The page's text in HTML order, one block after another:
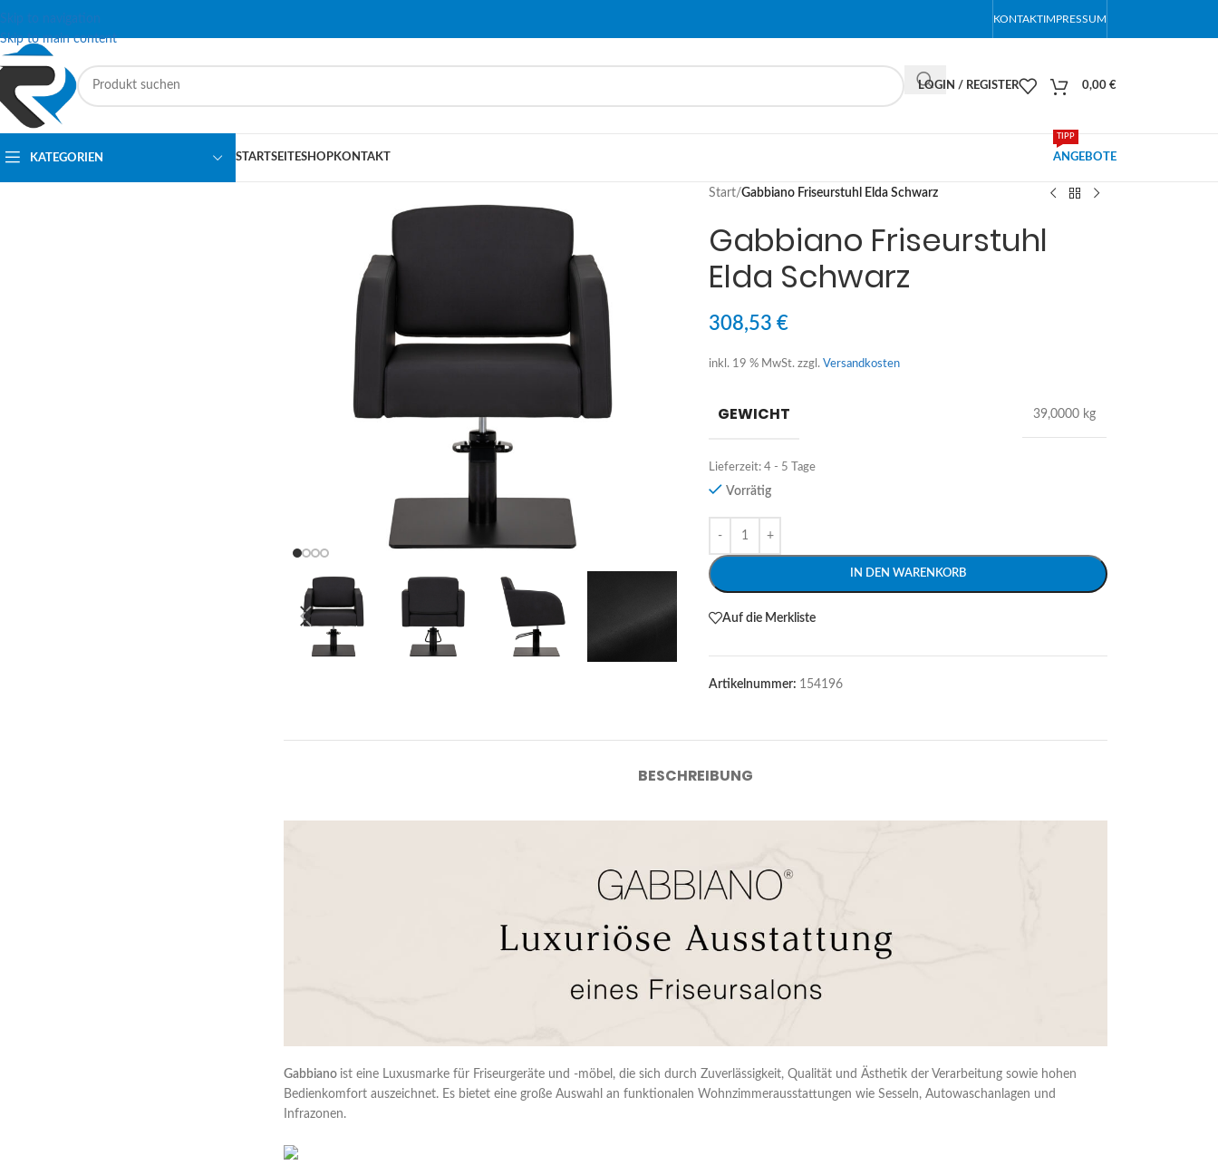
Skip to navigation
Skip to main content
KONTAKTIMPRESSUM
LOGIN / REGISTER 0,00 €
KATEGORIEN STARTSEITESHOPKONTAKT ANGEBOTE
TIPP
Start/Gabbiano Friseurstuhl Elda Schwarz
Gabbiano Friseurstuhl
Elda Schwarz
308,53€
inkl. 19 % MwSt. zzgl.Versandkosten
GEWICHT 39,0000 kg
Lieferzeit:4 - 5 Tage
Vorrätig
IN DEN WARENKORB
Alternative:
Auf die Merkliste
Artikelnummer: 154196
BESCHREIBUNG
Gabbiano ist eine Luxusmarke für Friseurgeräte und -möbel, die sich durch Zuverlässigkeit, Qualität und Ästhetik der Verarbeitung sowie hohen
Bedienkomfort auszeichnet. Es bietet eine große Auswahl an funktionalen Wohnzimmerausstattungen wie Sesseln, Autowaschanlagen und
Infrazonen.